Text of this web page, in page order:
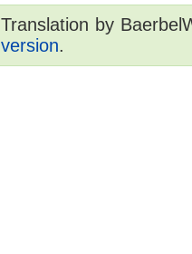
Translation by
version.